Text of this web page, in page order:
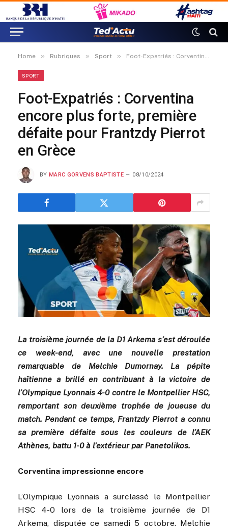
Home » Rubriques » Sport » Foot-Expatriés : Corventina encore plus forte, première défaite pour Frantzdy Pierrot en Grèce
SPORT
Foot-Expatriés : Corventina
encore plus forte, première
défaite pour Frantzdy Pierrot
en Grèce
BY MARC GORVENS BAPTISTE 08/10/2024
La troisième journée de la D1 Arkema s’est déroulée
ce week-end, avec une nouvelle prestation
remarquable de Melchie Dumornay. La pépite
haïtienne a brillé en contribuant à la victoire de
l’Olympique Lyonnais 4-0 contre le Montpellier HSC,
remportant son deuxième trophée de joueuse du
match. Pendant ce temps, Frantzdy Pierrot a connu
sa première défaite sous les couleurs de l’AEK
Athènes, battu 1-0 à l’extérieur par Panetolikos.
Corventina impressionne encore
L’Olympique Lyonnais a surclassé le Montpellier
HSC 4-0 lors de la troisième journée de D1
Arkema, disputée ce samedi 5 octobre. Melchie